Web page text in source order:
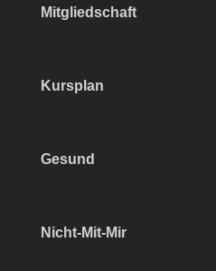
Mitgliedschaft
Kursplan
Gesund
Nicht-Mit-Mir